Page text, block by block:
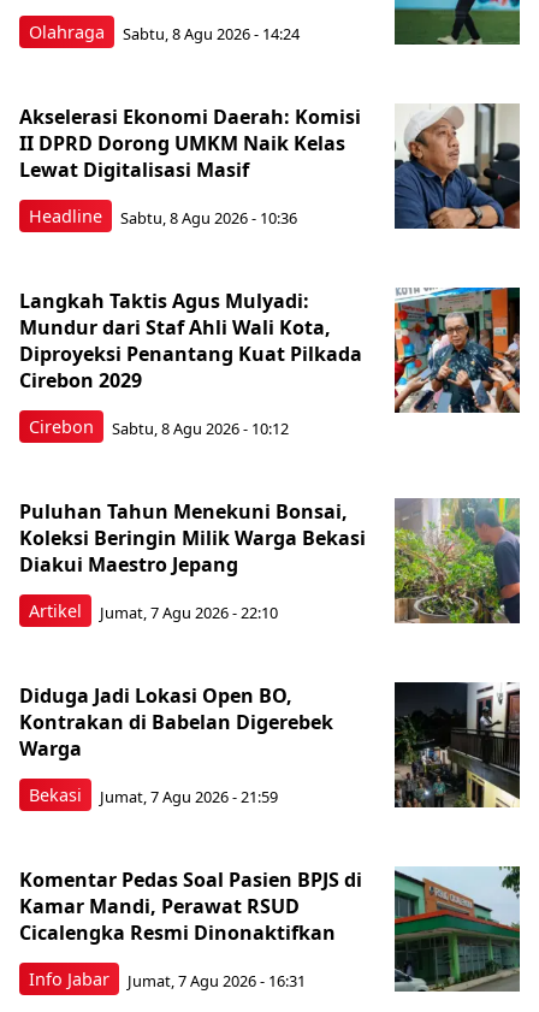
Olahraga Sabtu, 8 Agu 2026 - 14:24
Headline
Akselerasi Ekonomi Daerah: Komisi
II DPRD Dorong UMKM Naik Kelas
Lewat Digitalisasi Masif
Sabtu, 8 Agu 2026 - 10:36
Cirebon
Langkah Taktis Agus Mulyadi:
Mundur dari Staf Ahli Wali Kota,
Diproyeksi Penantang Kuat Pilkada
Cirebon 2029
Sabtu, 8 Agu 2026 - 10:12
Artikel
Puluhan Tahun Menekuni Bonsai,
Koleksi Beringin Milik Warga Bekasi
Diakui Maestro Jepang
Jumat, 7 Agu 2026 - 22:10
Bekasi
Diduga Jadi Lokasi Open BO,
Kontrakan di Babelan Digerebek
Warga
Jumat, 7 Agu 2026 - 21:59
Info Jabar
Komentar Pedas Soal Pasien BPJS di
Kamar Mandi, Perawat RSUD
Cicalengka Resmi Dinonaktifkan
Jumat, 7 Agu 2026 - 16:31